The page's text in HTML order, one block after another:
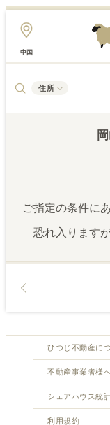
中国
住所
ご指定の条件に
恐れ入ります
ひつじ不動産に
不動産事業者様
シェアハウス統
利用規約